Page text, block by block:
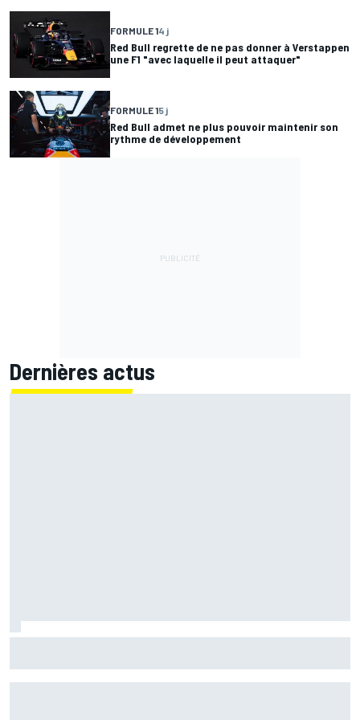
FORMULE 14 j
Red Bull regrette de ne pas donner à Verstappen
une F1 "avec laquelle il peut attaquer"
FORMULE 15 j
Red Bull admet ne plus pouvoir maintenir son
rythme de développement
Dernières actus